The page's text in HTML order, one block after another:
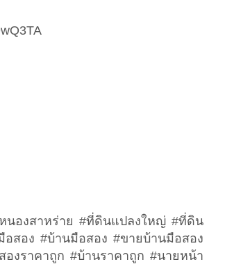
องสาหร่าย #ที่ดินแปลงใหญ่ #ที่ดิน
สอง #บ้านมือสอง #ขายบ้านมือสอง
องราคาถูก #บ้านราคาถูก #นายหน้า